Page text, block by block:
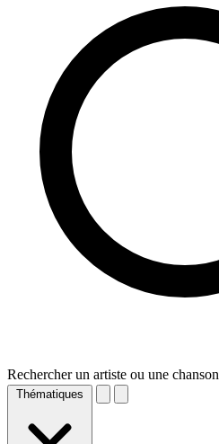
Rechercher un artiste ou une chanson
Thématiques